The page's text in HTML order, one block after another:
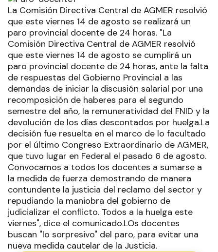
La Comisión Directiva Central de AGMER resolvió
que este viernes 14 de agosto se realizará un
paro provincial docente de 24 horas. "La
Comisión Directiva Central de AGMER resolvió
que este viernes 14 de agosto se cumplirá un
paro provincial docente de 24 horas, ante la falta
de respuestas del Gobierno Provincial a las
demandas de iniciar la discusión salarial por una
recomposición de haberes para el segundo
semestre del año, la remuneratividad del FNID y la
devolución de los días descontados por huelga.La
decisión fue resuelta en el marco de lo facultado
por el último Congreso Extraordinario de AGMER,
que tuvo lugar en Federal el pasado 6 de agosto.
Convocamos a todos los docentes a sumarse a
la medida de fuerza demostrando de manera
contundente la justicia del reclamo del sector y
repudiando la maniobra del gobierno de
judicializar el conflicto. Todos a la huelga este
viernes", dice el comunicado.LOs docentes
buscan "lo sorpresivo" del paro, para evitar una
nueva medida cautelar de la Justicia.